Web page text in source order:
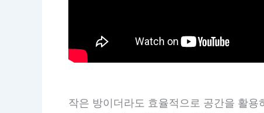
작은 방이더라도 효율적으로 공간을 활